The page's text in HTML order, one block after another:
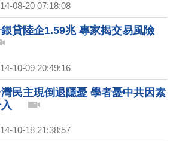
08-20 07:18:08
貸陸企1.59兆 專家揭交易風險
10-09 20:49:16
民主現倒退隱憂 學者憂中共因素
入
10-18 21:38:57